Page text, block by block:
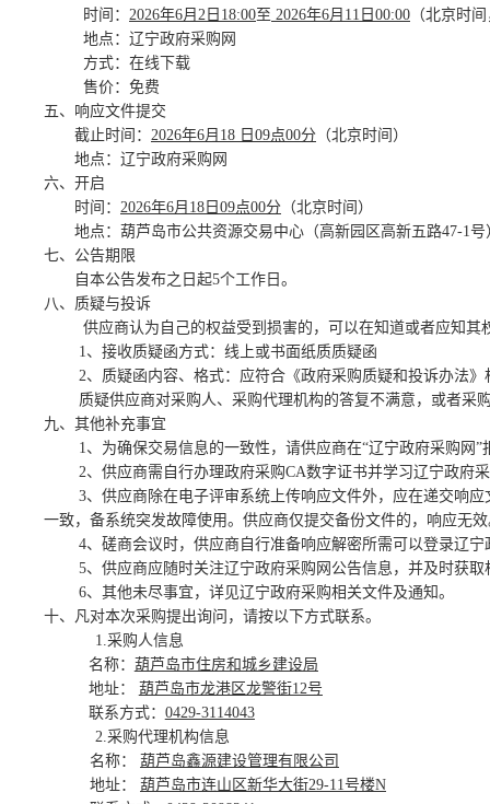
时间： 2026年6月 2 日 18:00至 2026年6月 11 日 00:00 （北京时
地点：辽宁政府采购网
方式：在线下载
售价：免费
五、响应文件提交
截止时间： 2026年6月 18 日 09点00分 （北京时间）
地点：辽宁政府采购网
六、开启
时间： 2026年6月 18 日 09点00分 （北京时间）
地点：葫芦岛市公共资源交易中心（高新园区高新五路47-1号
七、公告期限
自本公告发布之日起5个工作日。
八、质疑与投诉
供应商认为自己的权益受到损害的，可以在知道或者应知
1、接收质疑函方式： 线上或书面纸质质疑函
2、质疑函内容、格式：应符合《政府采购质疑和投诉办法
质疑供应商对采购人、采购代理机构的答复不满意，或者采
九、 其他补充事宜
1、为确保交易信息的一致性，请供应商在“辽宁政府采购网”
2、供应商需自行办理政府采购CA数字证书并学习辽宁政府
3、供应商除在电子评审系统上传响应文件外，应在递交响
一致，备系统突发故障使用。供应商仅提交备份文件的，响应无
4、磋商会议时，供应商自行准备响应解密所需可以登录辽
5、供应商应随时关注辽宁政府采购网公告信息，并及时获
6、其他未尽事宜，详见辽宁政府采购相关文件及通知。
十、凡对本次采购提出询问，请按以下方式联系。
1.采购人信息
名称： 葫芦岛市住房和城乡建设局
地址：
葫芦岛市龙港区龙警街12号
联系方式： 0429-3114043
2.采购代理机构信息
名称：
葫芦岛鑫源建设管理有限公司
地址：
葫芦岛市连山区新华大街29-11号楼N